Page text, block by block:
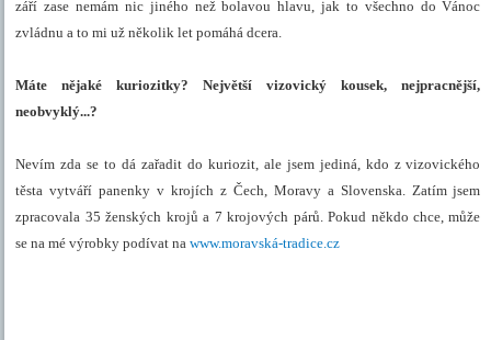
září zase nemám nic jiného než bolavou hlavu, jak to všechno do Vánoc
zvládnu a to mi už několik let pomáhá dcera.
Máte nějaké kuriozitky? Největší vizovický kousek, nejpracnější,
neobvyklý...?
Nevím zda se to dá zařadit do kuriozit, ale jsem jediná, kdo z vizovického
těsta vytváří panenky v krojích z Čech, Moravy a Slovenska. Zatím jsem
zpracovala 35 ženských krojů a 7 krojových párů. Pokud někdo chce, může
se na mé výrobky podívat nawww.moravská-tradice.cz